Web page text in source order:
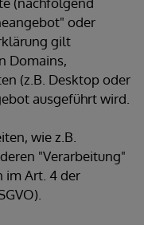
oder
gilt
Domains,
(z.B. Desktop oder
ausgeführt wird.
wie z.B.
"Verarbeitung"
im Art. 4 der